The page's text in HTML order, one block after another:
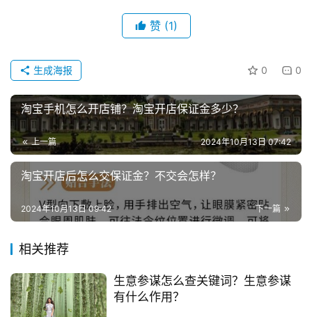
首
页
小
本
创
业
兼
职
目
电
商
现限购置家自行担任。一切正常之后就可以做单了。
淘宝新号和老号有什么区别?
淘宝老号和新号唯一的区别就是其信用度，一般人
都更乐意和信用高的人进行交易，新号是缺乏信用记录的，
其信用记录就是价值所在。
淘宝老号就是注册时间比较长的、而且没有实名认
证、这个样的号码买过来很安全、不会被原来的主人找回。
严重警示：
请购置小号今后不要一个IP延续登录多个刚买的
号，否则轻易呈现异常。
登录之后没有呈现成绩，后续自行操作惹起的限购
赞 (1)
0 0
生成海报
淘宝手机怎么开店铺？淘宝开店保证金多少？
上一篇 2024年10月13日 07:42
淘宝开店后怎么交保证金？不交会怎样？
下一篇
2024年10月13日 09:42
相关推荐
生意参谋怎么查关键词？生意参谋
有什么作用？